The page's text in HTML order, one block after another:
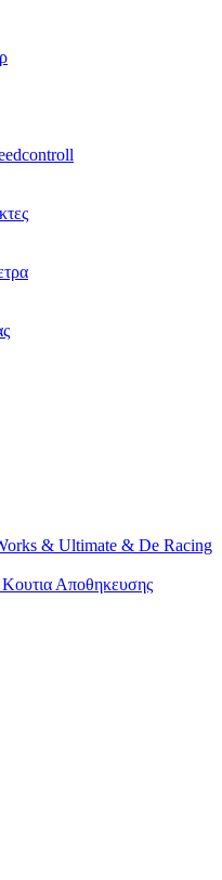
& Ultimate & De Racing
Αποθηκευσης